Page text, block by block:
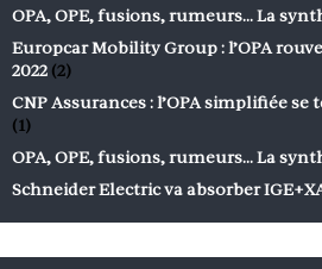
OPA, OPE, fusions, rumeurs… La
Europcar Mobility Group : l’OPA
2022 (2)
CNP Assurances : l’OPA simplifiée se
(1)
OPA, OPE, fusions, rumeurs… La
Schneider Electric va absorber